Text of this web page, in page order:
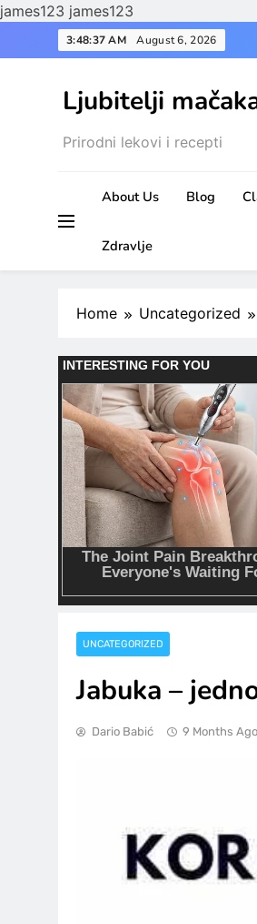
james123 james123
to
3:48:38 AM August 6, 2026
Ljubitelji
Prirodni lekovi i recepti
About Us Blog
Zdravlje
Home Uncategorized
UNCATEGORIZED
Jabuka –
Dario Babić 9 Months Ago